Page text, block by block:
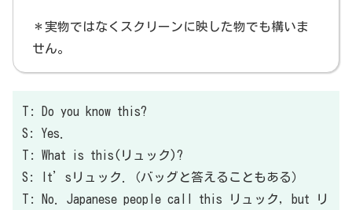
＊実物ではなくスクリーンに映した物でも構いま
せん。
T: Do you know this?
S: Yes.
T: What is this(リュック)?
S: It’sリュック.（バッグと答えることもある）
T: No. Japanese people call this リュック, but リ